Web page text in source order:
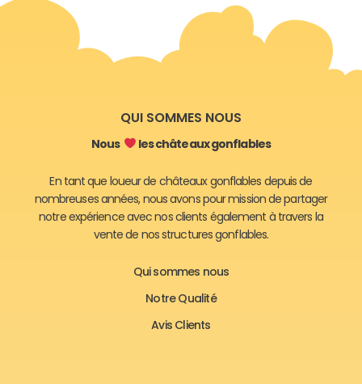
QUI SOMMES NOUS
Nous les châteaux gonflables
En tant que loueur de châteaux gonflables depuis de
nombreuses années, nous avons pour mission de partager
notre expérience avec nos clients également à travers la
vente de nos structures gonflables.
Qui sommes nous
Notre Qualité
Avis Clients